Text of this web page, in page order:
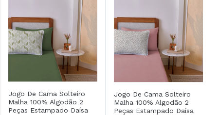
Jogo De Cama Solteiro
Malha 100% Algodão 2
Peças Estampado Daísa
Jogo De Cama Solteiro
Malha 100% Algodão 2
Peças Estampado Daísa